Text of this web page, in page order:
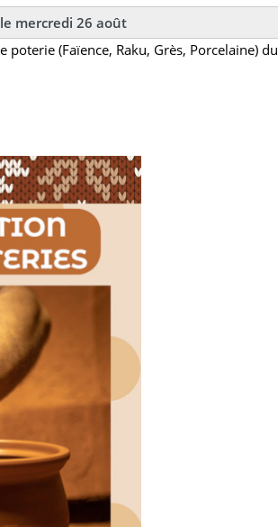
mercredi 26 août
(Faïence, Raku, Grès, Porcelaine) du